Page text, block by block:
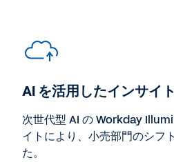
AI を活用したインサイト
次世代型 AI の Workday
イトにより、小売部門のシフ
た。